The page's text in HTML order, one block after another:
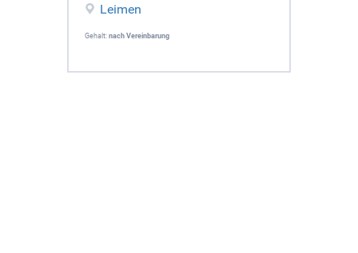
Leimen
Gehalt: nach Vereinbarung